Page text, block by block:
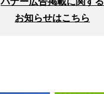
お知らせはこちら